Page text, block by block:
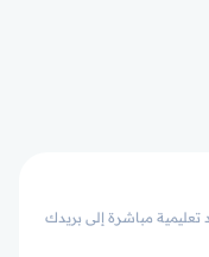
مباشرة إلى بريدك